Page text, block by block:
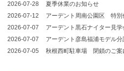
2026-07-28
夏季休業のお知らせ
2026-07-12
アーデント周南公園区 特別
2026-07-07
アーデント黒石ナイター見学
2026-07-07
アーデント彦島福浦モデル分
2026-07-05
秋根西町駐車場 閉鎖のご案